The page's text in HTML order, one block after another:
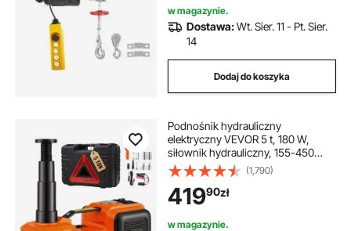
w magazynie.
Dostawa:Wt. Sier. 11 - Pt. Sier.
14
Dodaj do koszyka
Podnośnik hydrauliczny
elektryczny VEVOR 5 t, 180 W,
siłownik hydrauliczny, 155-450
mm, podnośnik hydrauliczny z
pompą ręczną do samochodów
osobowych, SUV-ów itp. z kluczem
udarowym, skrzynką narzędziową,
kablem zasilającym
(1,790)
41990zł
w magazynie.